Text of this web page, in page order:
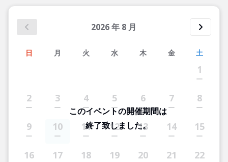
2026年 8 月
日 月 火 水 木 金 土
1
2 3 4 5 6 7 8
9 10 11 12 13 14 15
16 17 18 19 20 21 22
このイベントの開催期間は
終了致しました。